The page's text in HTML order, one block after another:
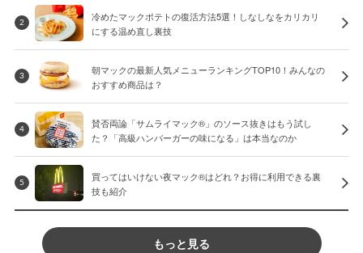
2
冷めたマックポテトの復活方法5選！しなしなをカリカリ
にする温め直し裏技
3
朝マックの最新人気メニューランキングTOP10！みんなの
おすすめ商品は？
4
賛否両論「サムライマック®」のソース抜きはもう試し
た？「高級ハンバーガーの味になる」は本当なのか
5
買ってはいけない夜マック®はどれ？お得に利用できる裏
技も紹介
もっと見る